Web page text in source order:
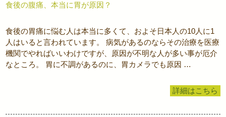
食後の腹痛、本当に胃が原因？
食後の胃痛に悩む人は本当に多くて、およそ日本人の10人に1
人はいると言われています。 病気があるのならその治療を医療
機関でやればいいわけですが、原因が不明な人が多い事が厄介
なところ。 胃に不調があるのに、胃カメラでも原因 …
詳細はこちら